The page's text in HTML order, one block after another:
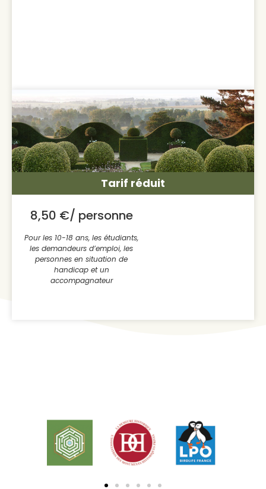
Tarif réduit
8,50 €/ personne
Pour les 10-18 ans, les étudiants,
les demandeurs d’emploi, les
personnes en situation de
handicap et un
accompagnateur